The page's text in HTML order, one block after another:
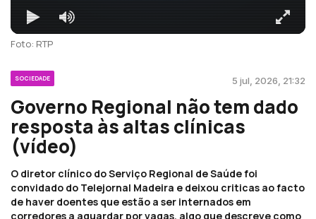
Foto: RTP
SOCIEDADE 5 jul, 2026, 21:32
Governo Regional não tem dado
resposta às altas clínicas
(vídeo)
O diretor clínico do Serviço Regional de Saúde foi
convidado do Telejornal Madeira e deixou criticas ao facto
de haver doentes que estão a ser internados em
corredores a aguardar por vagas, algo que descreve como